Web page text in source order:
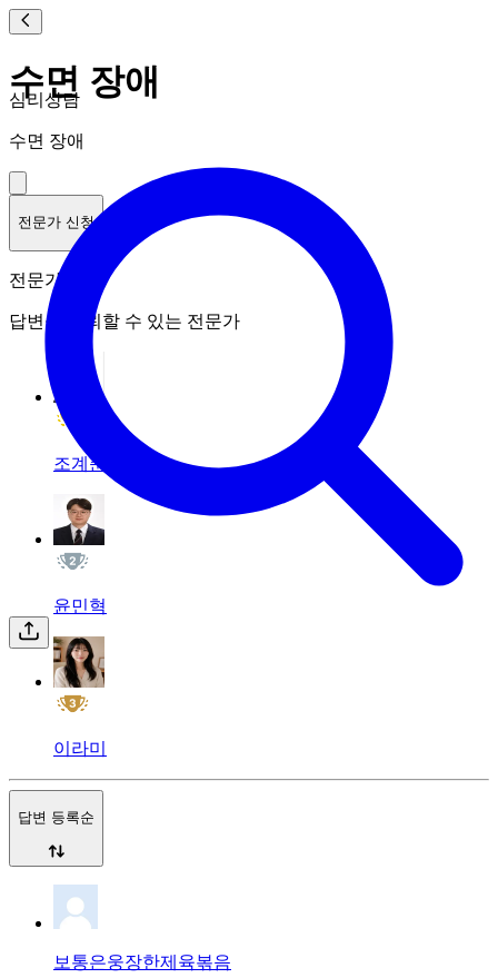
수면 장애
심리상담
수면 장애
전문가 신청
전문가 랭킹
답변을 신뢰할 수 있는 전문가
조계준
윤민혁
이라미
답변 등록순
보통은웅장한제육볶음